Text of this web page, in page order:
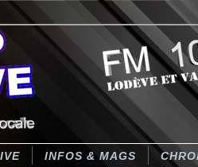
INFOS & MAGS